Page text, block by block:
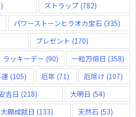
ストラップ(782)
パワーストーンヒラオカ宝石 (335)
プレゼント (170)
ラッキーデー (90) 一粒万倍日 (358)
(105) 厄年 (71) 厄除け (107)
吉日 (218) 大明日 (54)
大願成就日 (133) 天然石 (53)